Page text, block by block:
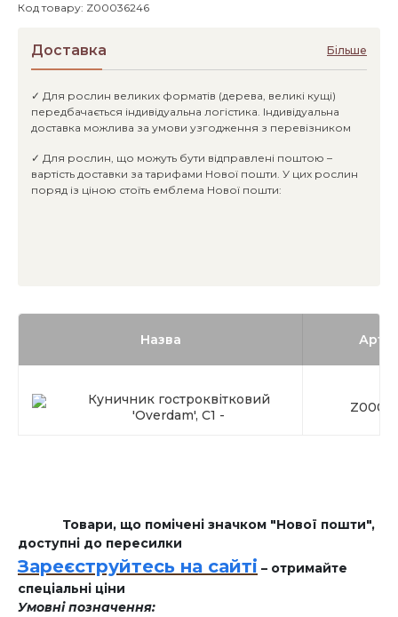
Код товару: Z00036246
Доставка Більше
✓ Для рослин великих форматів (дерева, великі кущі)
передбачається індивідуальна логістика. Індивідуальна
доставка можлива за умови узгодження з перевізником
✓ Для рослин, що можуть бути відправлені поштою –
вартість доставки за тарифами Нової пошти. У цих рослин
поряд із ціною стоїть емблема Нової пошти:
Назва
Куничник гостроквітковий
'Overdam', C1 -
Товари, що помічені значком "Нової пошти",
доступні до пересилки
Зареєструйтесь на сайті – отримайте
спеціальні ціни
Умовні позначення: